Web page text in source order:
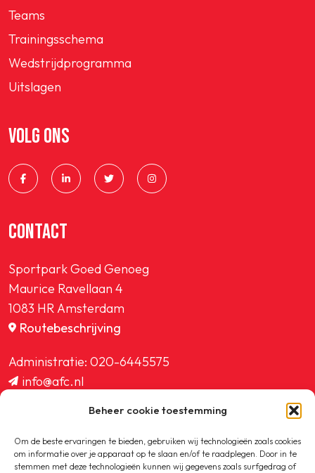
Beheer cookie toestemming
Om de beste ervaringen te bieden, gebruiken wij technologieën zoals cookies
om informatie over je apparaat op te slaan en/of te raadplegen. Door in te
stemmen met deze technologieën kunnen wij gegevens zoals surfgedrag of
Teams
Trainingsschema
Wedstrijdprogramma
Uitslagen
VOLG ONS
CONTACT
Sportpark Goed Genoeg
Maurice Ravellaan 4
1083 HR Amsterdam
Routebeschrijving
Administratie: 020-6445575
info@afc.nl
ledenadministratie@afc.nl